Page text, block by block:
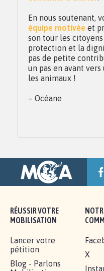
En nous soutenant,
équipe motivée et
son tour les
protection et la
pas de petite
un pas en avant
les animaux !
– Océane
RÉUSSIR VOTRE
MOBILISATION
Lancer votre
pétition
Blog - Parlons
X